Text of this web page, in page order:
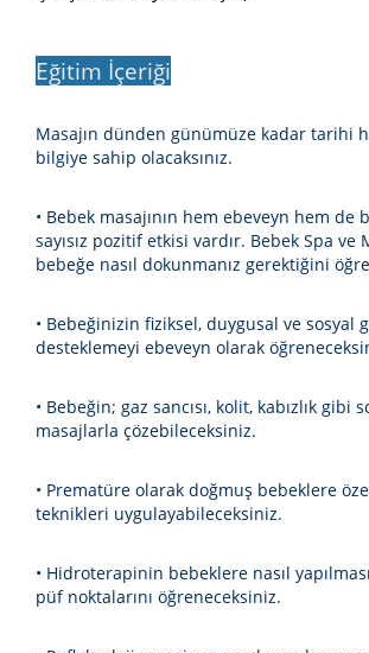
Eğitim İçeriği
Masajın dünden günümüze kadar tarihi
bilgiye sahip olacaksınız.
• Bebek masajının hem ebeveyn hem de
sayısız pozitif etkisi vardır. Bebek Spa ve
bebeğe nasıl dokunmanız gerektiğini
• Bebeğinizin fiziksel, duygusal ve sosyal
desteklemeyi ebeveyn olarak
• Bebeğin; gaz sancısı, kolit, kabızlık gibi
masajlarla çözebileceksiniz.
• Prematüre olarak doğmuş bebeklere
teknikleri uygulayabileceksiniz.
• Hidroterapinin bebeklere nasıl
püf noktalarını öğreneceksiniz.